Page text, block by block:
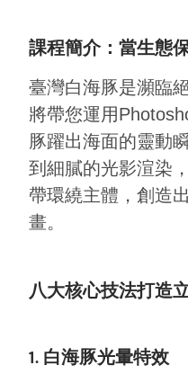
課程簡介：當生態
臺灣白海豚是瀕臨
將帶您運用
豚躍出海面的靈動
到細膩的光影渲染
帶環繞主體，創造
畫。
八大核心技法打造
1. 白海豚光暈特效